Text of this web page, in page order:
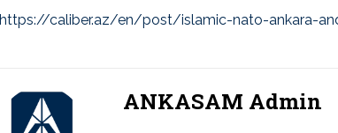
https://caliber.az/en/post/islamic-nato-ankara-
ANKASAM Admin